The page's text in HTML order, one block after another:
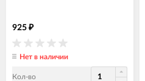
925 ₽
Нет в наличии
Кол-во